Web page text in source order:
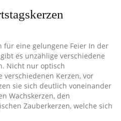
für eine gelungene Feier In der
es unzählige verschiedene
Nicht nur optisch
Kerzen, vor
sie sich deutlich voneinander
Wachskerzen, den
Zauberkerzen, welche sich